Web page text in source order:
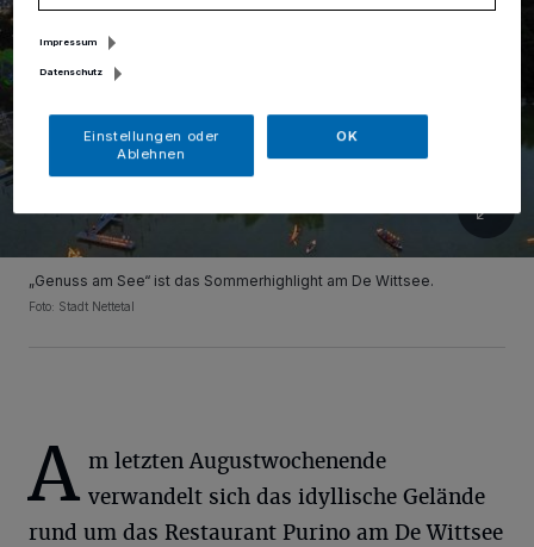
„Genuss am See“ ist das Sommerhighlight am De Wittsee.
Foto: Stadt Nettetal
A m letzten Augustwochenende
verwandelt sich das idyllische Gelände
rund um das Restaurant Purino am De Wittsee
Impressum
Datenschutz
Einstellungen oder
Ablehnen
OK